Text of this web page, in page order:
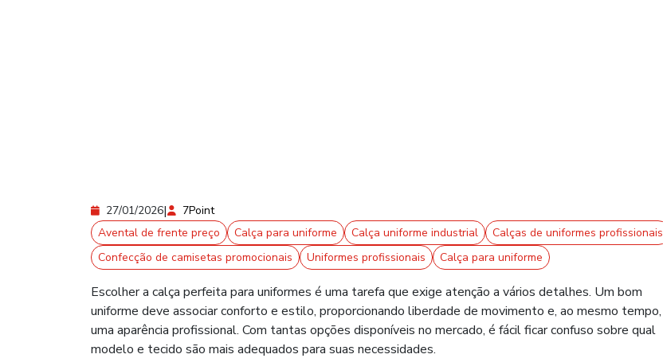
27/01/2026|
7Point
Avental de frente preço
Calça para uniforme Calça uniforme industrial
Calças de uniformes profissionais
Confecção de camisetas promocionais
Uniformes profissionais Calça para uniforme
Escolher a calça perfeita para uniformes é uma tarefa que exige atenção a vários detalhes. Um bom
uniforme deve associar conforto e estilo, proporcionando liberdade de movimento e, ao mesmo tempo,
uma aparência profissional. Com tantas opções disponíveis no mercado, é fácil ficar confuso sobre qual
modelo e tecido são mais adequados para suas necessidades.